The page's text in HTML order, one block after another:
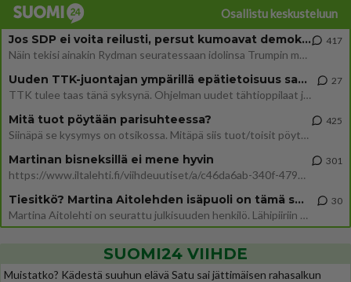
Osallistu keskusteluun
Jos SDP ei voita reilusti, persut kumoavat demokratian Suomesta
Näin tekisi ainakin Rydman seuratessaan idolinsa Trumpin mallia https://www.is.fi/politiikka/art-2000012187244.html
417
Uuden TTK-juontajan ympärillä epätietoisuus sakenee - Nyt MTV hämmentää soppaa
TTK tulee taas tänä syksynä. Ohjelman uudet tähtioppilaat julkistetaan torstaina 6. elokuuta klo 14 alkavassa lehdistö
27
Mitä tuot pöytään parisuhteessa?
Siinäpä se kysymys on otsikossa. Mitäpä siis tuot/toisit pöytään parisuhteessa? Oletko mies vai nainen? Koetko sen mitä
425
Martinan bisneksillä ei mene hyvin
https://www.iltalehti.fi/viihdeuutiset/a/c46da6ab-340f-4790-aaa7-0865eed2336 Yrityksen konkurssihakemus on tullut kärä
301
Tiesitkö? Martina Aitolehden isäpuoli on tämä suosittu laulaja
Martina Aitolehti on seurattu julkisuuden henkilö. Lähipiiriin mahtuu muitakin tunnettuja henkilöitä. Tiesitkö, että Ma
30
SUOMI24 VIIHDE
Muistatko? Kädestä suuhun elävä Satu sai jättimäisen rahasalkun